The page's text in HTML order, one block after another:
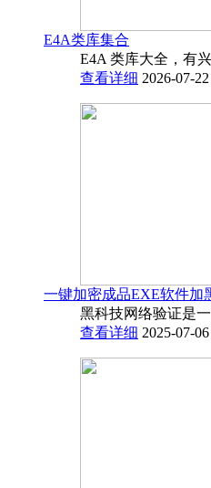
E4A类库集合
E4A 类库大全，有
查看详细 2026-07-22
一键加密成品EXE软件加
黑科技网络验证是
查看详细 2025-07-06